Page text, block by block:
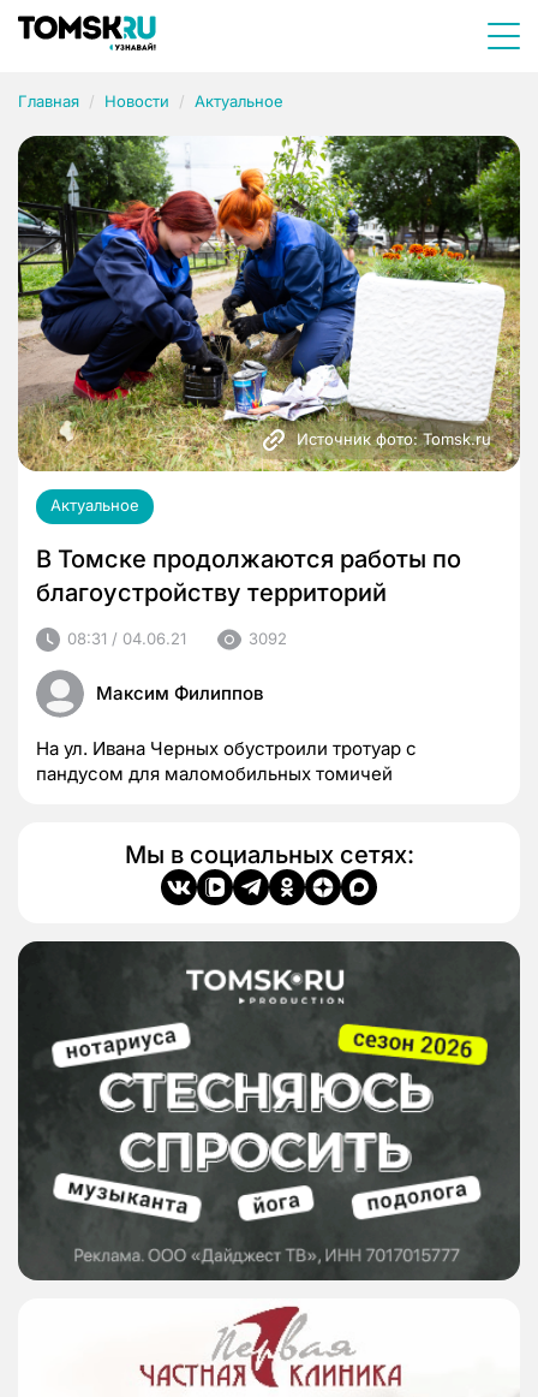
Главная Новости Актуальное
Источник фото: Tomsk.ru
Актуальное
В Томске продолжаются работы по
благоустройству территорий
08:31 / 04.06.21 3092
Максим Филиппов
На ул. Ивана Черных обустроили тротуар с
пандусом для маломобильных томичей
Мы в социальных сетях: